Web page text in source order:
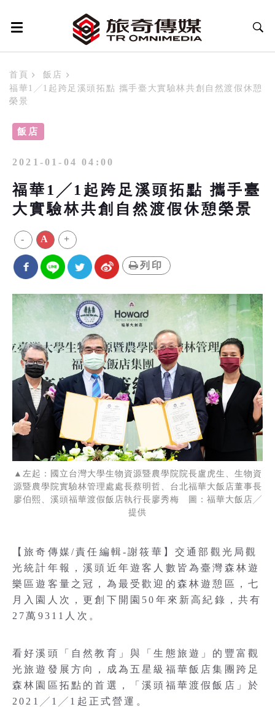
首頁
飯店
福華1╱1起跨足溪頭拓點 攜手臺大實驗林共創自然渡假休憩
榮景
飯店
2021-01-04 04:00
福華1╱1起跨足溪頭拓點 攜手臺
大實驗林共創自然渡假休憩榮景
- A +
列印
▲左起：國立台灣大學生物資源暨農學院院長盧虎生、生物資
源暨農學院實驗林管理處處長蔡明哲、台北福華大飯店董事長
廖伯熙、溪頭福華渡假飯店執行長廖秀梅 圖：福華大飯店╱
提供
【旅奇傳媒/責任編輯-謝筱華】交通部觀光局觀
光統計年報，溪頭近年遊客人數皆為臺灣森林遊
樂區遊客量之冠，為最受歡迎的森林遊憩區，七
月入園人次，更創下開園50年來新高紀錄，共有
27萬9311人次。
看好溪頭「自然教育」與「生態旅遊」的豐富觀
光旅遊發展方向，成為五星級福華飯店集團跨足
森林園區拓點的首選，「溪頭福華渡假飯店」於
2021╱1╱1起正式營運。